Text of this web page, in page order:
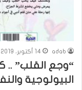
adab 14 أكتوبر، 2019
“وجع القلب” ..
البيولوجية